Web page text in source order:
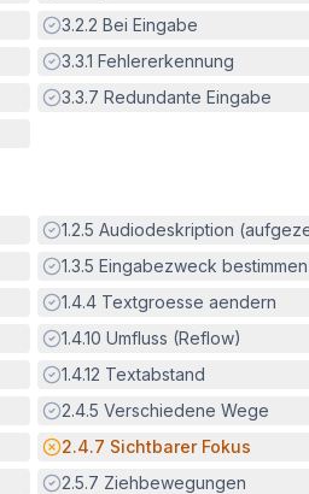
Erfüllt:
3.2.2 Bei Eingabe
Erfüllt:
3.3.1 Fehlererkennung
Erfüllt:
3.3.7 Redundante Eingabe
Erfüllt:
1.2.5 Audiodeskription
Erfüllt:
1.3.5 Eingabezweck bestimmen
Erfüllt:
1.4.4 Textgroesse aendern
Erfüllt:
1.4.10 Umfluss (Reflow)
Erfüllt:
1.4.12 Textabstand
Erfüllt:
2.4.5 Verschiedene Wege
Potenzielle Barriere:
2.4.7 Sichtbarer Fokus
Erfüllt:
2.5.7 Ziehbewegungen